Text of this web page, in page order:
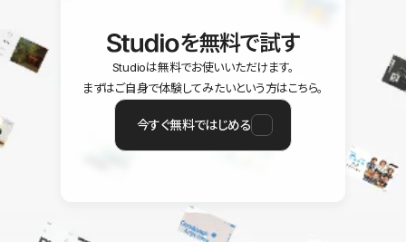
を無料で試す
Studioは無料でお使いいただけます。
まずはご自身で体験してみたいという方はこちら。
今すぐ無料ではじめる